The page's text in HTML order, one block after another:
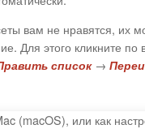
вам не нравятся, их
Для этого кликните
список→